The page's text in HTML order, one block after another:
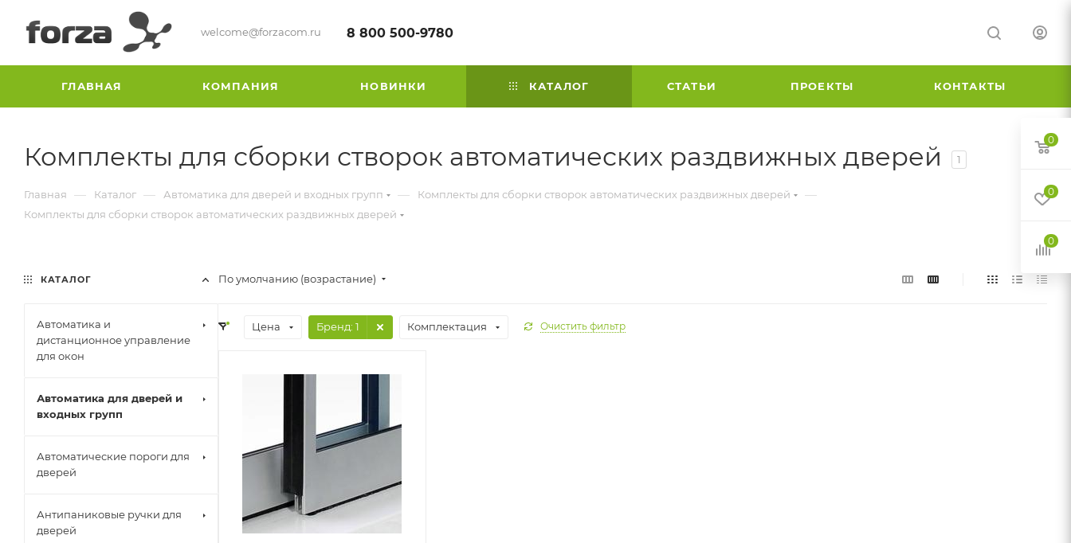
welcome@forzacom.ru 8 800 500-9780
ГЛАВНАЯ КОМПАНИЯ НОВИНКИ КАТАЛОГ СТАТЬИ ПРОЕКТЫ КОНТАКТЫ
Комплекты для сборки створок автоматических раздвижных дверей 1
Главная — Каталог — Автоматика для дверей и входных групп — Комплекты для сборки створок автоматических раздвижных дверей —
Комплекты для сборки створок автоматических раздвижных дверей
По умолчанию (возрастание)
Цена Бренд: 1 Комплектация Очистить фильтр
КАТАЛОГ
Автоматика и
дистанционное управление
для окон
Автоматика для дверей и
входных групп
Автоматические пороги для
дверей
Антипаниковые ручки для
дверей
0
0
0